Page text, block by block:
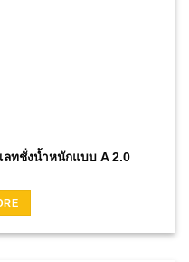
ลทชั่งน้ำหนักแบบ A 2.0